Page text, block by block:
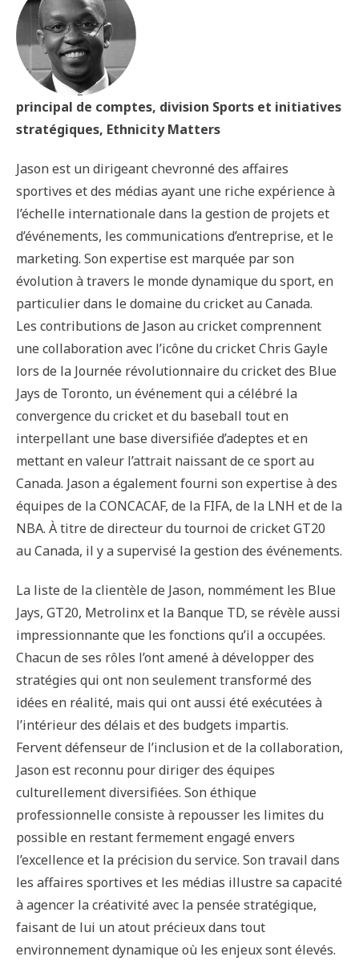
principal de comptes, division Sports et initiatives
stratégiques, Ethnicity Matters
Jason est un dirigeant chevronné des affaires
sportives et des médias ayant une riche expérience à
l’échelle internationale dans la gestion de projets et
d’événements, les communications d’entreprise, et le
marketing. Son expertise est marquée par son
évolution à travers le monde dynamique du sport, en
particulier dans le domaine du cricket au Canada.
Les contributions de Jason au cricket comprennent
une collaboration avec l’icône du cricket Chris Gayle
lors de la Journée révolutionnaire du cricket des Blue
Jays de Toronto, un événement qui a célébré la
convergence du cricket et du baseball tout en
interpellant une base diversifiée d’adeptes et en
mettant en valeur l’attrait naissant de ce sport au
Canada. Jason a également fourni son expertise à des
équipes de la CONCACAF, de la FIFA, de la LNH et de la
NBA. À titre de directeur du tournoi de cricket GT20
au Canada, il y a supervisé la gestion des événements.
La liste de la clientèle de Jason, nommément les Blue
Jays, GT20, Metrolinx et la Banque TD, se révèle aussi
impressionnante que les fonctions qu’il a occupées.
Chacun de ses rôles l’ont amené à développer des
stratégies qui ont non seulement transformé des
idées en réalité, mais qui ont aussi été exécutées à
l’intérieur des délais et des budgets impartis.
Fervent défenseur de l’inclusion et de la collaboration,
Jason est reconnu pour diriger des équipes
culturellement diversifiées. Son éthique
professionnelle consiste à repousser les limites du
possible en restant fermement engagé envers
l’excellence et la précision du service. Son travail dans
les affaires sportives et les médias illustre sa capacité
à agencer la créativité avec la pensée stratégique,
faisant de lui un atout précieux dans tout
environnement dynamique où les enjeux sont élevés.